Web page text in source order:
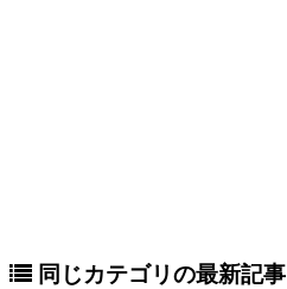
同じカテゴリの最新記事